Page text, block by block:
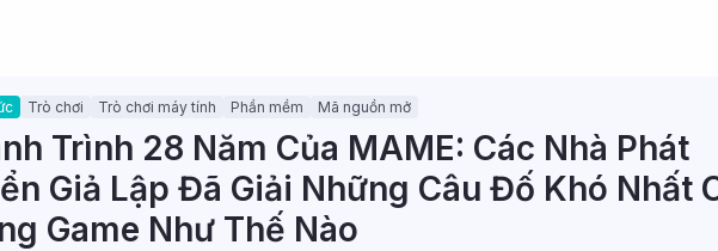
Trò chơi Trò chơi máy tính Phần mềm Mã nguồn mở
Trình 28 Năm Của MAME: Các Nhà Phát
Giả Lập Đã Giải Những Câu Đố Khó Nhất
Game Như Thế Nào